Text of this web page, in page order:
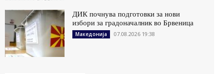
ДИК почнува подготовки за нови
избори за градоначалник во Брвеница
Македонија 07.08.2026 19:38